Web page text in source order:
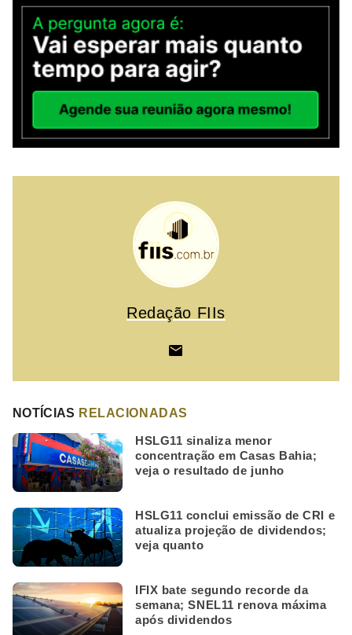
Redação FIIs
NOTÍCIAS RELACIONADAS
HSLG11 sinaliza menor
concentração em Casas Bahia;
veja o resultado de junho
HSLG11 conclui emissão de CRI e
atualiza projeção de dividendos;
veja quanto
IFIX bate segundo recorde da
semana; SNEL11 renova máxima
após dividendos